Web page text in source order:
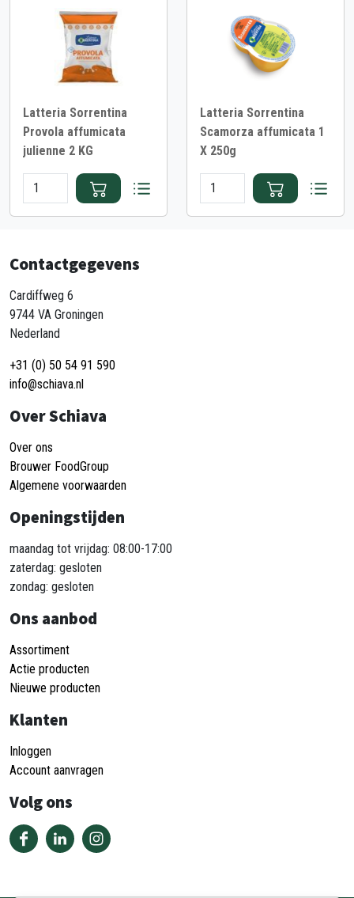
Latteria Sorrentina
Provola affumicata
julienne 2 KG
Latteria Sorrentina
Scamorza affumicata 1
X 250g
Contactgegevens
Cardiffweg 6
9744 VA Groningen
Nederland
+31 (0) 50 54 91 590
info@schiava.nl
Over Schiava
Over ons
Brouwer FoodGroup
Algemene voorwaarden
Openingstijden
maandag tot vrijdag: 08:00-17:00
zaterdag: gesloten
zondag: gesloten
Ons aanbod
Assortiment
Actie producten
Nieuwe producten
Klanten
Inloggen
Account aanvragen
Volg ons